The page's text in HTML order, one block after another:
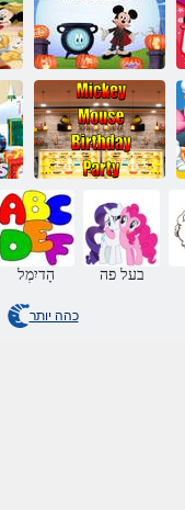
קחשמ רחב ואוו
ךותל ץופק
סואמ יקימ לש
תדלוה םוי תביסמ
הָדיִמְל בעל פה
כהה יותר